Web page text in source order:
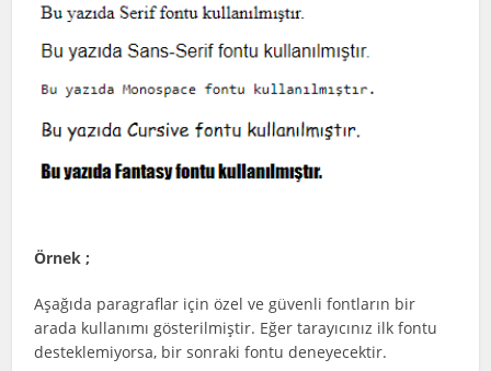
Örnek ;
Aşağıda paragraflar için özel ve güvenli fontların bir
arada kullanımı gösterilmiştir. Eğer tarayıcınız ilk fontu
desteklemiyorsa, bir sonraki fontu deneyecektir.